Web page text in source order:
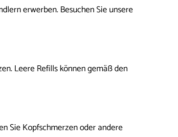
erwerben. Besuchen Sie unsere
Leere Refills können gemäß den
Sie Kopfschmerzen oder andere